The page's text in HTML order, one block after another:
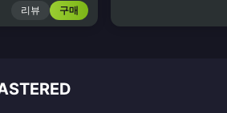
리뷰 구매